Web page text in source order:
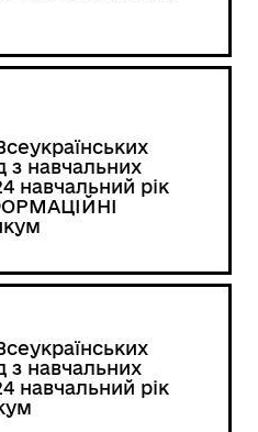
з навчальних
навчальний рік
з навчальних
навчальний рік